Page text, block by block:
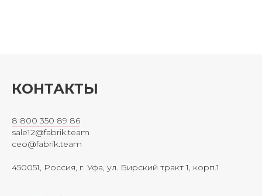
КОНТАКТЫ
8 800 350 89 86
sale12@fabrik.team
ceo@fabrik.team
450051, Россия, г. Уфа, ул. Бирский тракт 1, корп.1